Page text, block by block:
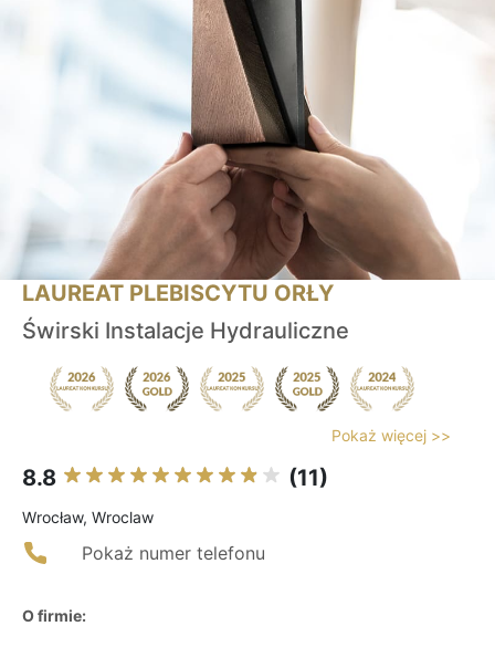
LAUREAT PLEBISCYTU ORŁY
Świrski Instalacje Hydrauliczne
Pokaż więcej >>
8.8 (11)
Wrocław, Wroclaw
Pokaż numer telefonu
O firmie: